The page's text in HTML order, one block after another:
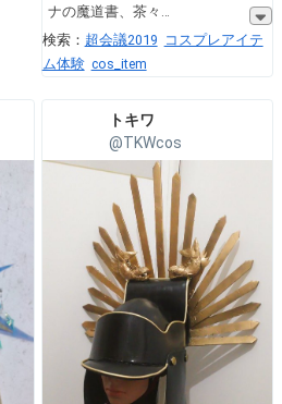
ナの魔道書、茶々
検索： 超会議2019 コスプレアイテ
ム体験 cos_item
トキワ
@TKWcos